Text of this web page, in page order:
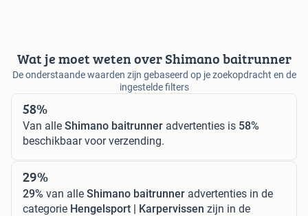
Wat je moet weten over Shimano baitrunner
De onderstaande waarden zijn gebaseerd op je zoekopdracht en de
ingestelde filters
58%
Van alle Shimano baitrunner advertenties is 58%
beschikbaar voor verzending.
29%
29% van alle Shimano baitrunner advertenties in de
categorie Hengelsport | Karpervissen zijn in de